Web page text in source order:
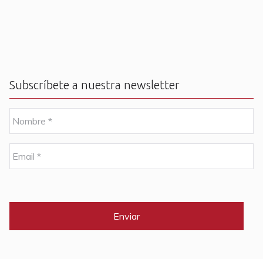
Subscríbete a nuestra newsletter
o
m
e
m
a
C